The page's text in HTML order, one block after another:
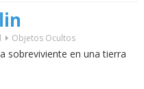
Objetos Ocultos
sobreviviente en una tierra